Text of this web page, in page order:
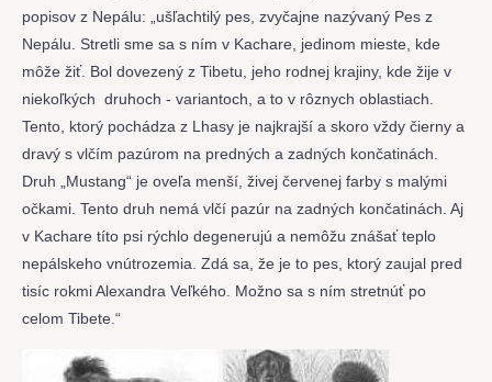
popisov z Nepálu: „ušľachtilý pes, zvyčajne nazývaný Pes z
Nepálu. Stretli sme sa s ním v Kachare, jedinom mieste, kde
môže žiť. Bol dovezený z Tibetu, jeho rodnej krajiny, kde žije v
niekoľkých druhoch - variantoch, a to v rôznych oblastiach.
Tento, ktorý pochádza z Lhasy je najkrajší a skoro vždy čierny a
dravý s vlčím pazúrom na predných a zadných končatinách.
Druh „Mustang“ je oveľa menší, živej červenej farby s malými
očkami. Tento druh nemá vlčí pazúr na zadných končatinách. Aj
v Kachare títo psi rýchlo degenerujú a nemôžu znášať teplo
nepálskeho vnútrozemia. Zdá sa, že je to pes, ktorý zaujal pred
tisíc rokmi Alexandra Veľkého. Možno sa s ním stretnúť po
celom Tibete.“